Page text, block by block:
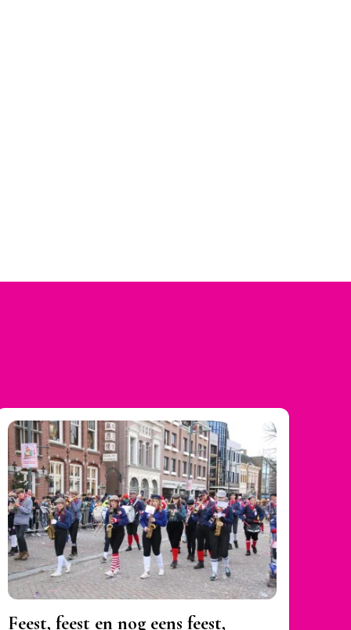
Feest, feest en nog eens feest,